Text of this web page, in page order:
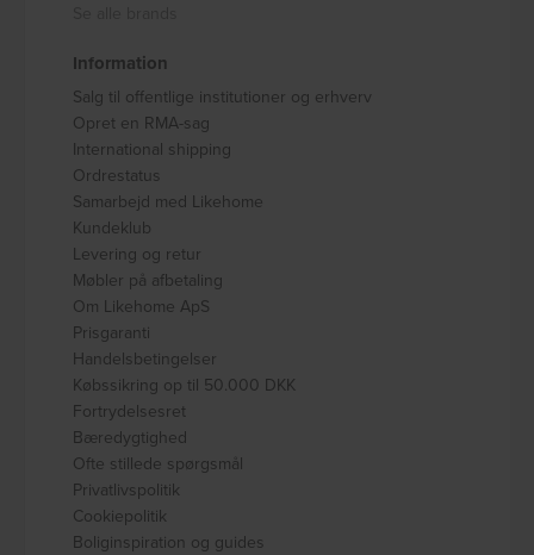
Information
Salg til offentlige institutioner og erhverv
Opret en RMA-sag
International shipping
Ordrestatus
Samarbejd med Likehome
Kundeklub
Levering og retur
Møbler på afbetaling
Om Likehome ApS
Prisgaranti
Handelsbetingelser
Købssikring op til 50.000 DKK
Fortrydelsesret
Bæredygtighed
Ofte stillede spørgsmål
Privatlivspolitik
Cookiepolitik
Boliginspiration og guides